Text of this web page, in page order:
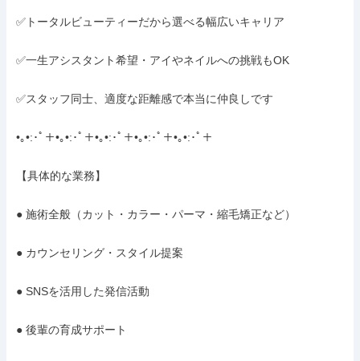
✅トータルビューティーだから選べる幅広いキャリア
✅一生アシスタント希望・アイやネイルへの挑戦もOK
✅スタッフ同士、適度な距離感で本当に仲良しです
•｡•:･ﾟ＋•｡•:･ﾟ＋•｡•:･ﾟ＋•｡•:･ﾟ＋•｡•:･ﾟ＋
【具体的な業務】
● 施術全般（カット・カラー・パーマ・縮毛矯正など）
● カウンセリング・スタイル提案
● SNSを活用した発信活動
● 後輩の育成サポート